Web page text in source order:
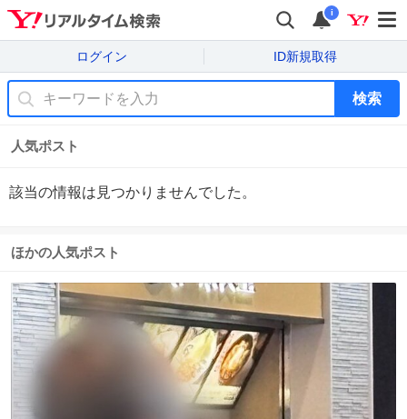
i
ログイン ID新規取得
検索
人気ポスト
該当の情報は見つかりませんでした。
ほかの人気ポスト